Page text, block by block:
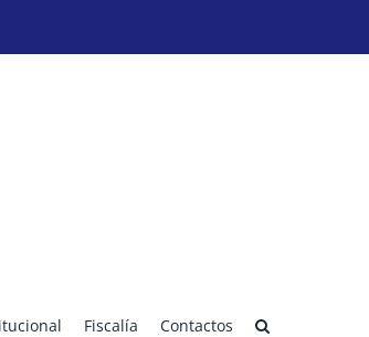
Fiscalía Contactos